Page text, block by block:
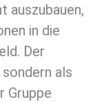
auszubauen,
in die
Der
als
Gruppe